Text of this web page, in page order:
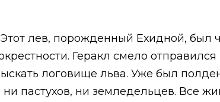
лев, порожденный Ехидной, был
Геракл смело
логовище льва. Уже был
пастухов, ни земледельцев. Все